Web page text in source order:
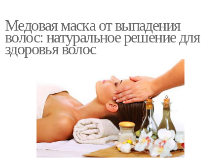
Медовая маска от выпадения
волос: натуральное решение для
здоровья волос